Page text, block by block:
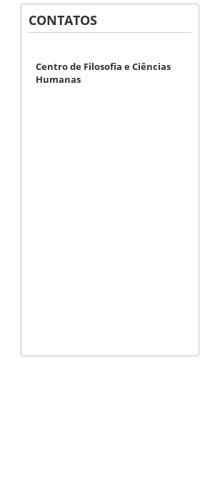
CONTATOS
Centro de Filosofia e Ciências
Humanas